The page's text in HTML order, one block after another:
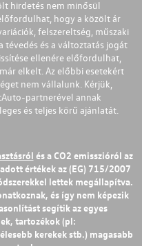
hirdetés nem minősül
hogy a közölt ár
felszereltség, műszaki
tévedés és a változtatás jogát
ellenére előfordulhat,
elkelt. Az előbbi esetekért
nem vállalunk. Kérjük,
partnerével annak
és teljes körű ajánlatát.
és a CO2 emisszióról az
értékek az (EG) 715/2007
lettek megállapítva.
és így nem képezik
segítik az egyes
tartozékok (pl:
kerekek stb.) magasabb